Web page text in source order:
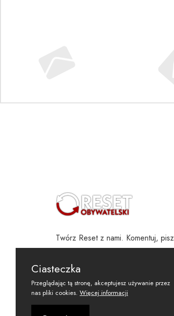
Twórz Reset z nami. Komentuj, pisz
i wspieraj
Ciasteczka
Przeglądając tą stronę, akceptujesz używanie przez
nas pliki cookies. Więcej informacji